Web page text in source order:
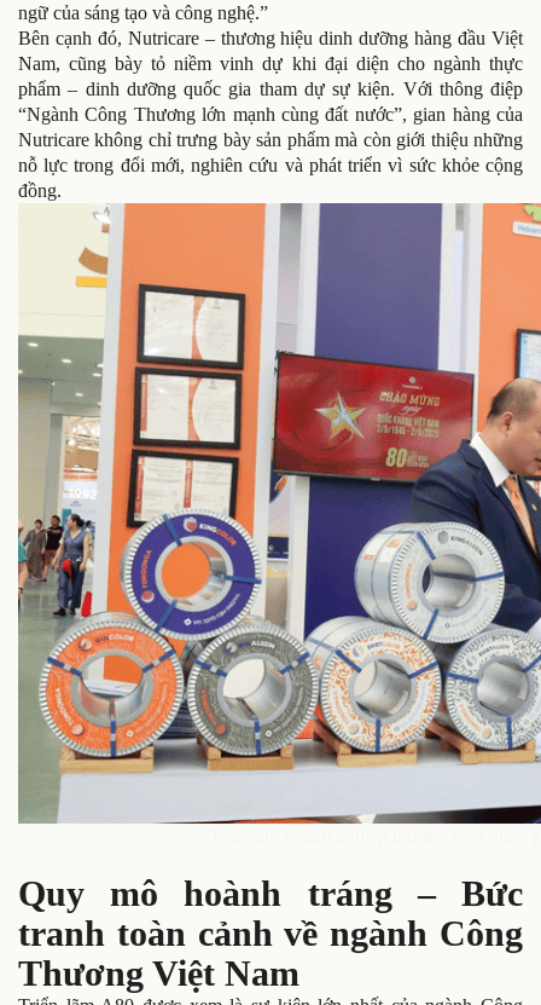
ngữ của sáng tạo và công nghệ.”
Bên cạnh đó, Nutricare – thương hiệu dinh dưỡng hàng đầu Việt
Nam, cũng bày tỏ niềm vinh dự khi đại diện cho ngành thực
phẩm – dinh dưỡng quốc gia tham dự sự kiện. Với thông điệp
“Ngành Công Thương lớn mạnh cùng đất nước”, gian hàng của
Nutricare không chỉ trưng bày sản phẩm mà còn giới thiệu những
nỗ lực trong đổi mới, nghiên cứu và phát triển vì sức khỏe cộng
đồng.
Quy mô hoành tráng – Bức
tranh toàn cảnh về ngành Công
Thương Việt Nam